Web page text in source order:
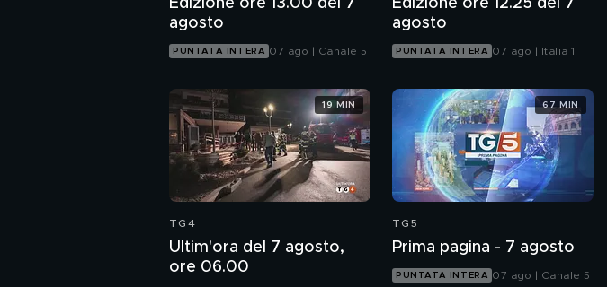
Edizione ore 13.00 del 7
agosto
PUNTATA INTERA 07 ago | Canale 5
Edizione ore 12.25 del 7
agosto
PUNTATA INTERA 07 ago | Italia 1
TG4
Ultim'ora del 7 agosto,
ore 06.00
19 MIN
TG5
Prima pagina - 7 agosto
PUNTATA INTERA 07 ago | Canale 5
67 MIN